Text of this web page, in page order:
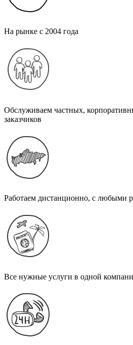
На рынке с 2004 года
Обслуживаем частных,
заказчиков
Работаем дистанционно, с любыми
Все нужные услуги в одной